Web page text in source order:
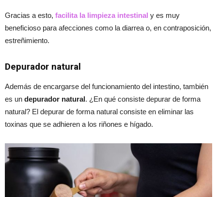
Gracias a esto, facilita la limpieza intestinal y es muy
beneficioso para afecciones como la diarrea o, en contraposición,
estreñimiento.
Depurador natural
Además de encargarse del funcionamiento del intestino, también
es un depurador natural. ¿En qué consiste depurar de forma
natural? El depurar de forma natural consiste en eliminar las
toxinas que se adhieren a los riñones e hígado.